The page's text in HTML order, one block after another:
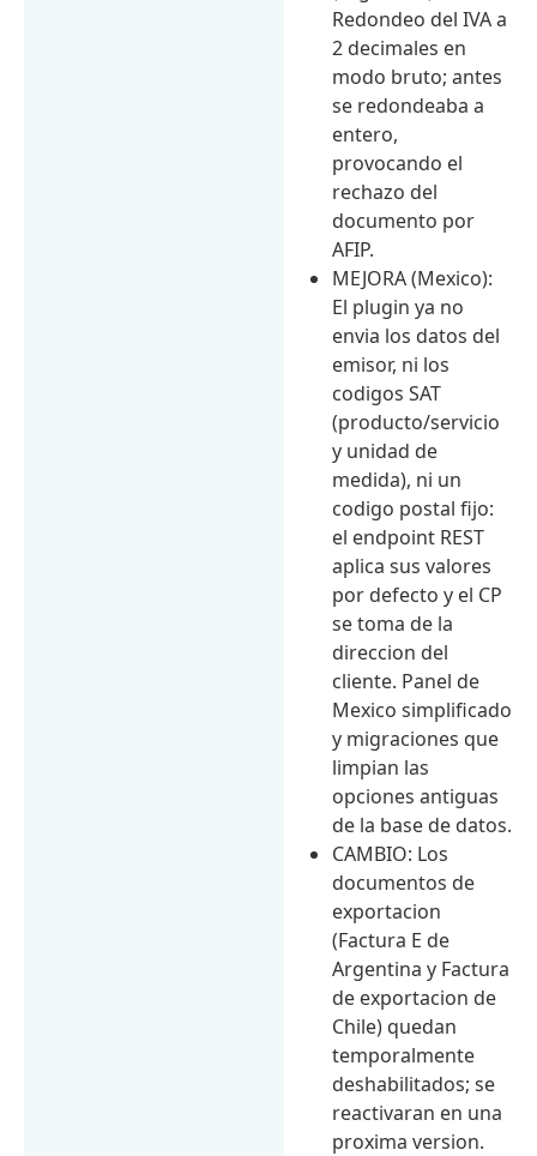
Redondeo del IVA a
2 decimales en
modo bruto; antes
se redondeaba a
entero,
provocando el
rechazo del
documento por
AFIP.
MEJORA (Mexico):
El plugin ya no
envia los datos del
emisor, ni los
codigos SAT
(producto/servicio
y unidad de
medida), ni un
codigo postal fijo:
el endpoint REST
aplica sus valores
por defecto y el CP
se toma de la
direccion del
cliente. Panel de
Mexico simplificado
y migraciones que
limpian las
opciones antiguas
de la base de datos.
CAMBIO: Los
documentos de
exportacion
(Factura E de
Argentina y Factura
de exportacion de
Chile) quedan
temporalmente
deshabilitados; se
reactivaran en una
proxima version.